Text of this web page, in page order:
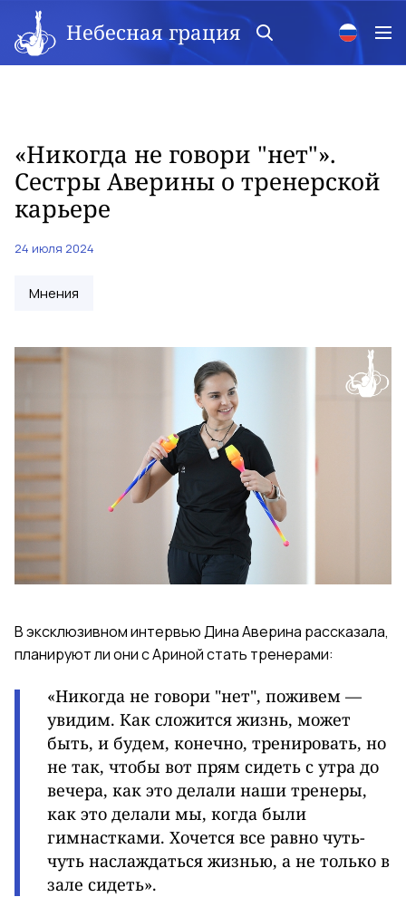
Небесная грация
«Никогда не говори "нет"».
Сестры Аверины о тренерской
карьере
24 июля 2024
Мнения
В эксклюзивном интервью Дина Аверина рассказала,
планируют ли они с Ариной стать тренерами:
«Никогда не говори "нет", поживем —
увидим. Как сложится жизнь, может
быть, и будем, конечно, тренировать, но
не так, чтобы вот прям сидеть с утра до
вечера, как это делали наши тренеры,
как это делали мы, когда были
гимнастками. Хочется все равно чуть-
чуть наслаждаться жизнью, а не только в
зале сидеть».